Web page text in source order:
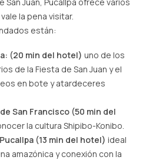
la pena visitar.
están:
(20 min del hotel) uno de los
de la Fiesta de San Juan y el
en bote y atardeceres
San Francisco (50 min del
la cultura Shipibo-Konibo.
(13 min del hotel) ideal
amazónica y conexión con la